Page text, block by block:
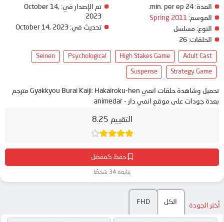
التقييم 8.25
حفظ كمفضل
يتابعه 34 شخصًا
المدة:
الموسم: Spring 2011
النوع: مسلسل
الحلقات:
تم الإصدار في: October 14,
2023
تحديث في: October 14, 2023
Adult Cast
High Stakes Game
Psychological
Seinen
Strategy Game
Suspense
تحميل وشاهدة حلقات انمي Gyakkyou Burai Kaiji: Hakairoku-hen مترجم
بعدة جودات على موقع انمي دار - animedar
أختر الجودة الكل FHD